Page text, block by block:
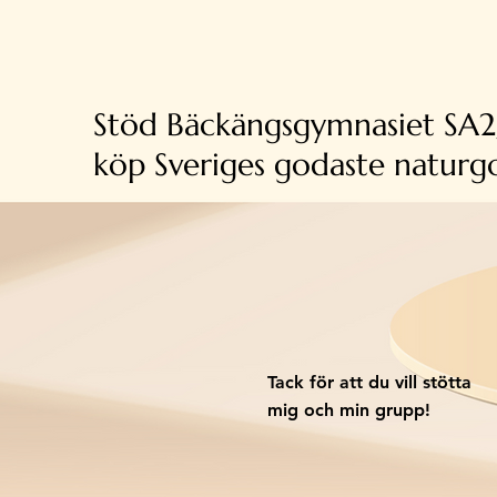
Stöd Bäckängsgymnasiet
köp Sveriges godaste
Tack för att du vill stötta
mig och min grupp!